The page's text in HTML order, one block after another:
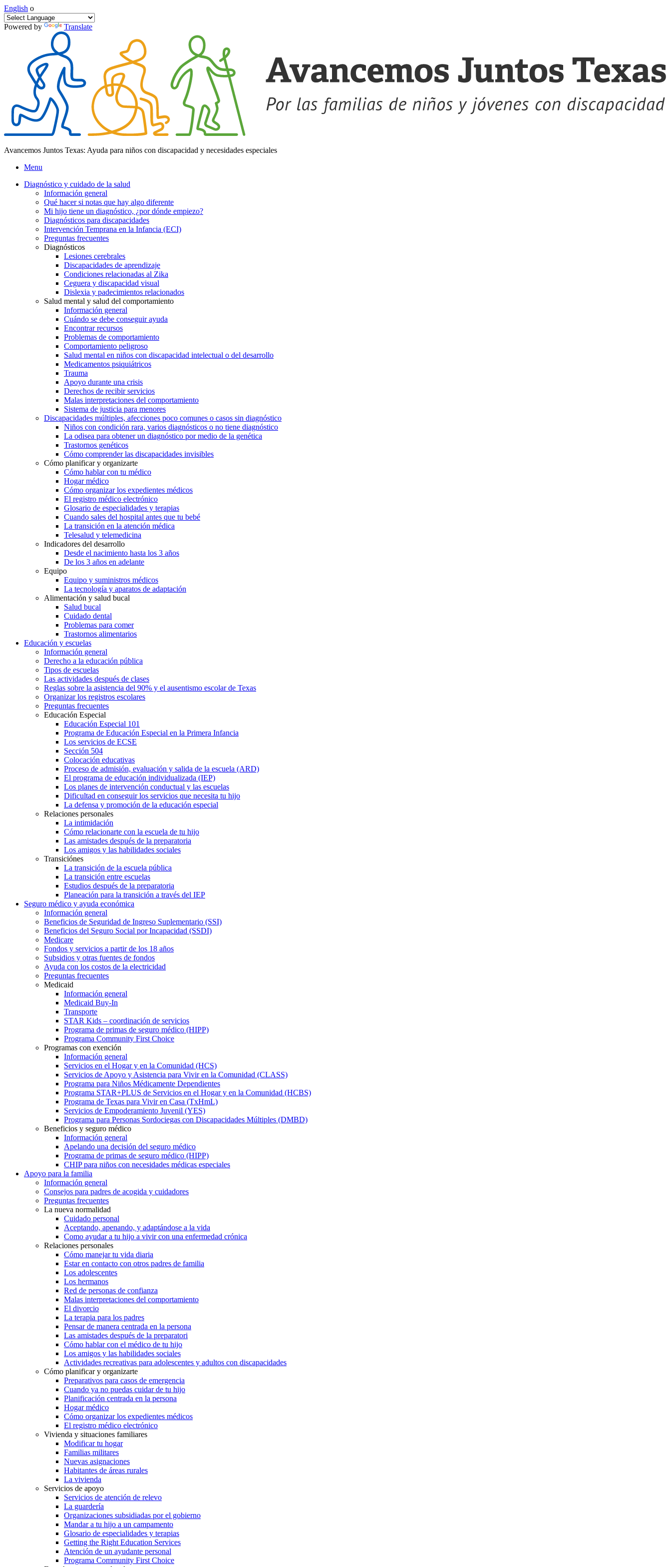
English o
Powered by Translate
Avancemos Juntos Texas: Ayuda para niños con discapacidad y necesidades especiales
Menu
Diagnóstico y cuidado de la salud
Información general
Qué hacer si notas que hay algo diferente
Mi hijo tiene un diagnóstico, ¿por dónde empiezo?
Diagnósticos para discapacidades
Intervención Temprana en la Infancia (ECI)
Preguntas frecuentes
Diagnósticos
Lesiones cerebrales
Discapacidades de aprendizaje
Condiciones relacionadas al Zika
Ceguera y discapacidad visual
Dislexia y padecimientos relacionados
Salud mental y salud del comportamiento
Información general
Cuándo se debe conseguir ayuda
Encontrar recursos
Problemas de comportamiento
Comportamiento peligroso
Salud mental en niños con discapacidad intelectual o del desarrollo
Medicamentos psiquiátricos
Trauma
Apoyo durante una crisis
Derechos de recibir servicios
Malas interpretaciones del comportamiento
Sistema de justicia para menores
Discapacidades múltiples, afecciones poco comunes o casos sin diagnóstico
Niños con condición rara, varios diagnósticos o no tiene diagnóstico
La odisea para obtener un diagnóstico por medio de la genética
Trastornos genéticos
Cómo comprender las discapacidades invisibles
Cómo planificar y organizarte
Cómo hablar con tu médico
Hogar médico
Cómo organizar los expedientes médicos
El registro médico electrónico
Glosario de especialidades y terapias
Cuando sales del hospital antes que tu bebé
La transición en la atención médica
Telesalud y telemedicina
Indicadores del desarrollo
Desde el nacimiento hasta los 3 años
De los 3 años en adelante
Equipo
Equipo y suministros médicos
La tecnología y aparatos de adaptación
Alimentación y salud bucal
Salud bucal
Cuidado dental
Problemas para comer
Trastornos alimentarios
Educación y escuelas
Información general
Derecho a la educación pública
Tipos de escuelas
Las actividades después de clases
Reglas sobre la asistencia del 90% y el ausentismo escolar de Texas
Organizar los registros escolares
Preguntas frecuentes
Educación Especial
Educación Especial 101
Programa de Educación Especial en la Primera Infancia
Los servicios de ECSE
Sección 504
Colocación educativas
Proceso de admisión, evaluación y salida de la escuela (ARD)
El programa de educación individualizada (IEP)
Los planes de intervención conductual y las escuelas
Dificultad en conseguir los servicios que necesita tu hijo
La defensa y promoción de la educación especial
Relaciones personales
La intimidación
Cómo relacionarte con la escuela de tu hijo
Las amistades después de la preparatoria
Los amigos y las habilidades sociales
Transiciónes
La transición de la escuela pública
La transición entre escuelas
Estudios después de la preparatoria
Planeación para la transición a través del IEP
Seguro médico y ayuda económica
Información general
Beneficios de Seguridad de Ingreso Suplementario (SSI)
Beneficios del Seguro Social por Incapacidad (SSDI)
Medicare
Fondos y servicios a partir de los 18 años
Subsidios y otras fuentes de fondos
Ayuda con los costos de la electricidad
Preguntas frecuentes
Medicaid
Información general
Medicaid Buy-In
Transporte
STAR Kids – coordinación de servicios
Programa de primas de seguro médico (HIPP)
Programa Community First Choice
Programas con exención
Información general
Servicios en el Hogar y en la Comunidad (HCS)
Servicios de Apoyo y Asistencia para Vivir en la Comunidad (CLASS)
Programa para Niños Médicamente Dependientes
Programa STAR+PLUS de Servicios en el Hogar y en la Comunidad (HCBS)
Programa de Texas para Vivir en Casa (TxHmL)
Servicios de Empoderamiento Juvenil (YES)
Programa para Personas Sordociegas con Discapacidades Múltiples (DMBD)
Beneficios y seguro médico
Información general
Apelando una decisión del seguro médico
Programa de primas de seguro médico (HIPP)
CHIP para niños con necesidades médicas especiales
Apoyo para la familia
Información general
Consejos para padres de acogida y cuidadores
Preguntas frecuentes
La nueva normalidad
Cuidado personal
Aceptando, apenando, y adaptándose a la vida
Como ayudar a tu hijo a vivir con una enfermedad crónica
Relaciones personales
Cómo manejar tu vida diaria
Estar en contacto con otros padres de familia
Los adolescentes
Los hermanos
Red de personas de confianza
Malas interpretaciones del comportamiento
El divorcio
La terapia para los padres
Pensar de manera centrada en la persona
Las amistades después de la preparatori
Cómo hablar con el médico de tu hijo
Los amigos y las habilidades sociales
Actividades recreativas para adolescentes y adultos con discapacidades
Cómo planificar y organizarte
Preparativos para casos de emergencia
Cuando ya no puedas cuidar de tu hijo
Planificación centrada en la persona
Hogar médico
Cómo organizar los expedientes médicos
El registro médico electrónico
Vivienda y situaciones familiares
Modificar tu hogar
Familias militares
Nuevas asignaciones
Habitantes de áreas rurales
La vivienda
Servicios de apoyo
Servicios de atención de relevo
La guardería
Organizaciones subsidiadas por el gobierno
Mandar a tu hijo a un campamento
Glosario de especialidades y terapias
Getting the Right Education Services
Atención de un ayudante personal
Programa Community First Choice